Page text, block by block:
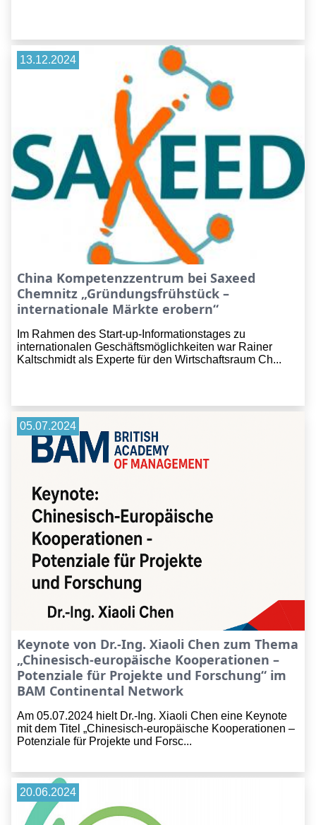
China Kompetenzzentrum bei Saxeed
Chemnitz „Gründungsfrühstück –
internationale Märkte erobern“
Im Rahmen des Start-up-Informationstages zu
internationalen Geschäftsmöglichkeiten war Rainer
Kaltschmidt als Experte für den Wirtschaftsraum Ch...
13.12.2024
Keynote von Dr.-Ing. Xiaoli Chen zum Thema
„Chinesisch-europäische Kooperationen –
Potenziale für Projekte und Forschung“ im
BAM Continental Network
Am 05.07.2024 hielt Dr.-Ing. Xiaoli Chen eine Keynote
mit dem Titel „Chinesisch-europäische Kooperationen –
Potenziale für Projekte und Forsc...
05.07.2024
20.06.2024